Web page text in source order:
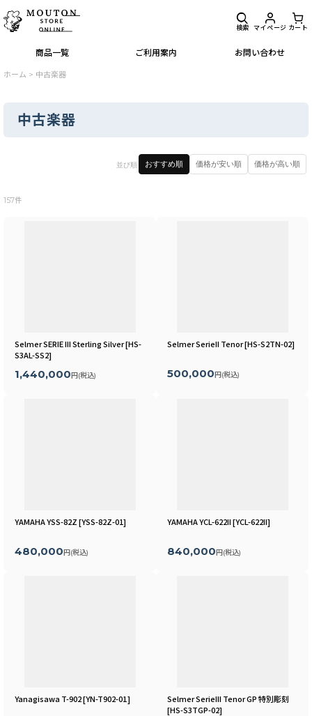
商品一覧 ご利用案内 お問い合わせ
検索 マイページ カート
ホーム > 中古楽器
中古楽器
並び順 おすすめ順 価格が安い順 価格が高い順
157件
Selmer SERIE III Sterling Silver[HS-
S3AL-SS2]
1,440,000円(税込)
Selmer SerieII Tenor[HS-S2TN-02]
500,000円(税込)
YAMAHA YSS-82Z[YSS-82Z-01]
480,000円(税込)
YAMAHA YCL-622II[YCL-622II]
840,000円(税込)
Yanagisawa T-902[YN-T902-01]
Selmer SerieIII Tenor GP 特別彫刻
[HS-S3TGP-02]